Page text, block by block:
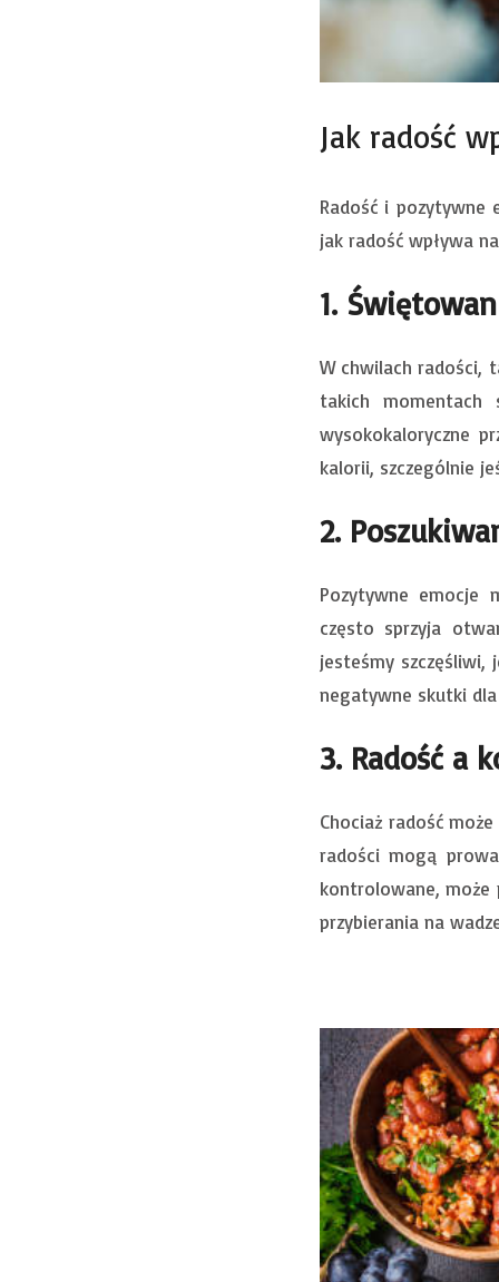
Jak radość
Radość i pozytywne
jak radość wpływa
1.
W chwilach radości,
takich momentach
wysokokaloryczne
kalorii, szczególnie
2.
Pozytywne emocje
często sprzyja
jesteśmy szczęśliwi,
negatywne skutki
3. Radość a
Chociaż radość
radości mogą
kontrolowane, może
przybierania na